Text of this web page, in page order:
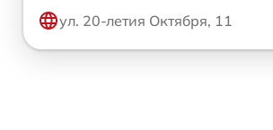
ул. 20-летия Октября, 11